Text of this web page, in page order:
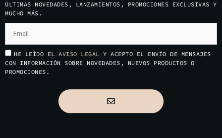
ÚLTIMAS NOVEDADES, LANZAMIENTOS, PROMOCIONES EXCLUSIVAS Y
MUCHO MÁS.
HE LEÍDO EL AVISO LEGAL Y ACEPTO EL ENVÍO DE MENSAJES
CON INFORMACIÓN SOBRE NOVEDADES, NUEVOS PRODUCTOS O
PROMOCIONES.